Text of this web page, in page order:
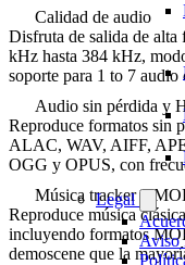
Legal
Aviso
Calidad de audio
Disfruta de salida de alta
kHz hasta 384 kHz,
soporte para 1 to 7 audio
Audio sin pérdida y
Reproduce formatos sin
ALAC, WAV, AIFF,
OGG y OPUS, con
Música tracker y
Reproduce música
incluyendo formatos
demoscene que la